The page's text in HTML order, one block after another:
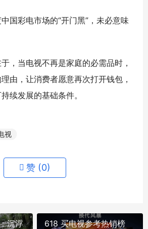
国彩电市场的“开门黑”，未必意味
，当电视不再是家庭的必需品时，
由，让消费者愿意再次打开钱包，
续发展的基础条件。
视
赞 (0)
沉浮
618 买电视参考热销榜